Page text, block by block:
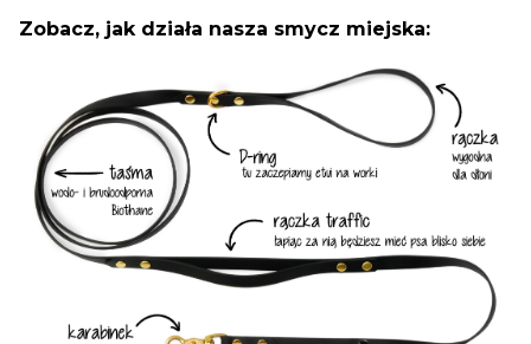
Zobacz, jak działa nasza smycz miejska: